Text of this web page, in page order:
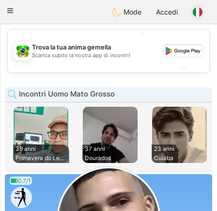
Conversar
Toggle
Mode Accedi
💖
💕
Trova la tua anima gemella
Scarica subito la nostra app di incontri!
Incontri Uomo Mato Grosso
39 anni
Primavera do Leste
37 anni
Dourados
23 anni
Cuiaba
0.7/1